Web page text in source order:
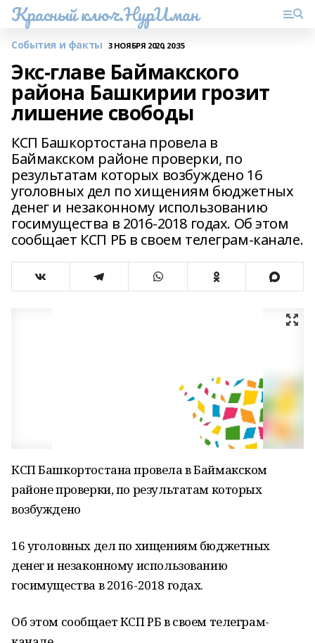
Красный ключ.НурИман
События и факты 3 НОЯБРЯ 2020, 20:35
Экс-главе Баймакского
района Башкирии грозит
лишение свободы
КСП Башкортостана провела в
Баймакском районе проверки, по
результатам которых возбуждено 16
уголовных дел по хищениям бюджетных
денег и незаконному использованию
госимущества в 2016-2018 годах. Об этом
сообщает КСП РБ в своем телеграм-канале.
КСП Башкортостана провела в Баймакском
районе проверки, по результатам которых
возбуждено
16 уголовных дел по хищениям бюджетных
денег и незаконному использованию
госимущества в 2016-2018 годах.
Об этом сообщает КСП РБ в своем телеграм-